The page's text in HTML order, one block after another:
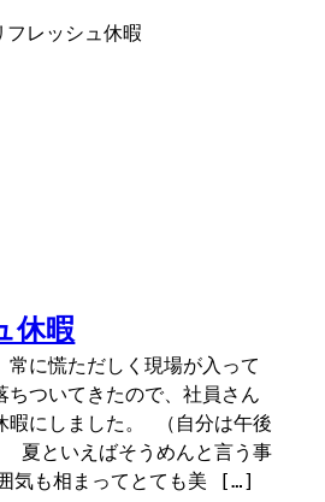
休暇
常に慌ただしく現場が入って
ちついてきたので、社員さん
暇にしました。 （自分は午後
夏といえばそうめんと言う事
気も相まってとても美 […]